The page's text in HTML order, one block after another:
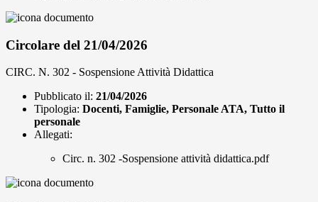
Circolare del 21/04/2026
CIRC. N. 302 - Sospensione Attività Didattica
Pubblicato il: 21/04/2026
Tipologia: Docenti, Famiglie, Personale ATA, Tutto il
personale
Allegati:
Circ. n. 302 -Sospensione attività didattica.pdf